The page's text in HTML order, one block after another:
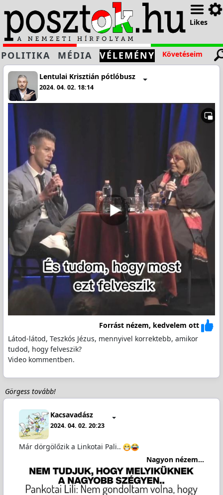
Likes
POLITIKA MÉDIA VÉLEMÉNY Követéseim
Lentulai Krisztián pótlóbusz
2024. 04. 02. 18:14
Forrást nézem, kedvelem ott
Látod-látod, Teszkós Jézus, mennyivel korrektebb, amikor
tudod, hogy felveszik?
Video kommentben.
Görgess tovább!
Kacsavadász
2024. 04. 02. 20:23
Már dörgölőzik a Linkotai Pali..
Nagyon nézem...